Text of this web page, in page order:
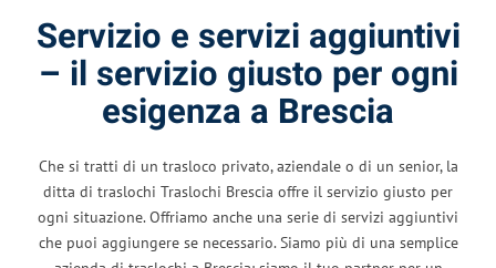
Servizio e servizi aggiuntivi
– il servizio giusto per ogni
esigenza a Brescia
Che si tratti di un trasloco privato, aziendale o di un senior, la
ditta di traslochi Traslochi Brescia offre il servizio giusto per
ogni situazione. Offriamo anche una serie di servizi aggiuntivi
che puoi aggiungere se necessario. Siamo più di una semplice